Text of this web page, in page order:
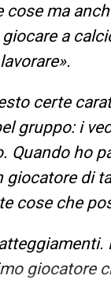
ma
a
certe
gruppo: i
Quando ho
di
cose che
giocatore